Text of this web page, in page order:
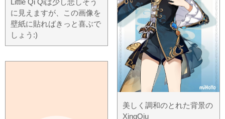
Little Qi Qiは少し悲しそう
に見えますが、この画像を
壁紙に貼ればきっと喜ぶで
しょう:)
美しく調和のとれた背景の
XingQiu